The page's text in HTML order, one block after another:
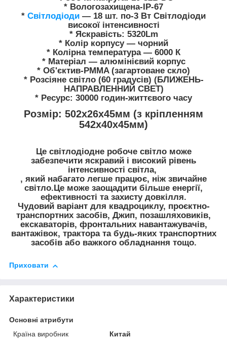
* Вологозахищена-IP-67
* Світлодіоди — 18 шт. по-3 Вт Світлодіоди
високої інтенсивності
* Яскравість: 5320Lm
* Колір корпусу — чорний
* Колірна температура — 6000 К
* Матеріал — алюмінієвий корпус
* Об'єктив-PMMA (загартоване скло)
* Розсіяне світло (60 градусів) (БЛИЖЕНЬ-
НАПРАВЛЕННИЙ СВЕТ)
* Ресурс: 30000 годин-життєвого часу
Розмір: 502х26х45мм (з кріпленням
542х40х45мм)
Це світлодіодне робоче світло може
забезпечити яскравий і високий рівень
інтенсивності світла,
, який набагато легше працює, ніж звичайне
світло.Це може заощадити більше енергії,
ефективності та захисту довкілля.
Чудовий варіант для квадроциклу, проєктно-
транспортних засобів, Джип, позашляховиків,
екскаваторів, фронтальних навантажувачів,
вантажівок, трактора та будь-яких транспортних
засобів або важкого обладнання тощо.
Приховати
Характеристики
Основні атрибути
Країна виробник
Китай